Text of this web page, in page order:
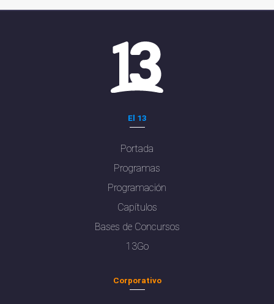
El 13
Portada
Programas
Programación
Capítulos
Bases de Concursos
13Go
Corporativo